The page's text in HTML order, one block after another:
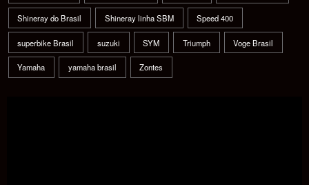
Shineray do Brasil Shineray linha SBM Speed 400
superbike Brasil suzuki SYM Triumph Voge Brasil
Yamaha yamaha brasil Zontes